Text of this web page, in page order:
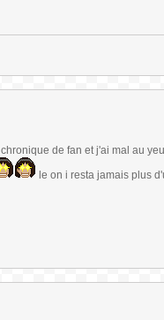
de fan et j'ai mal au
le on i resta jamais plus